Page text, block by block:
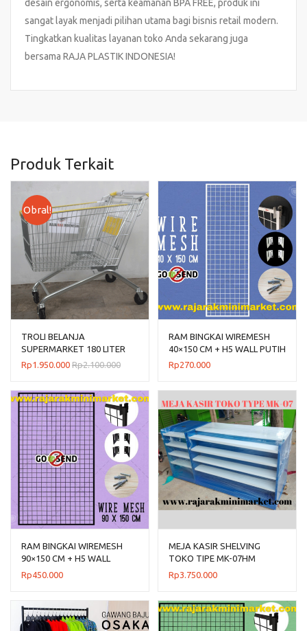
desain ergonomis, serta keamanan BPA FREE, produk ini
sangat layak menjadi pilihan utama bagi bisnis retail modern.
Tingkatkan kualitas layanan toko Anda sekarang juga
bersama RAJA PLASTIK INDONESIA!
Produk Terkait
Obral!
TROLI BELANJA
SUPERMARKET 180 LITER
TIPE TS-180L RAJARAK
Rp1.950.000 Rp2.100.000
RAM BINGKAI WIREMESH
40×150 CM + H5 WALL PUTIH
Rp270.000
RAM BINGKAI WIREMESH
90×150 CM + H5 WALL
HITAM
Rp450.000
MEJA KASIR SHELVING
TOKO TIPE MK-07HM
(NEW!!!)
Rp3.750.000